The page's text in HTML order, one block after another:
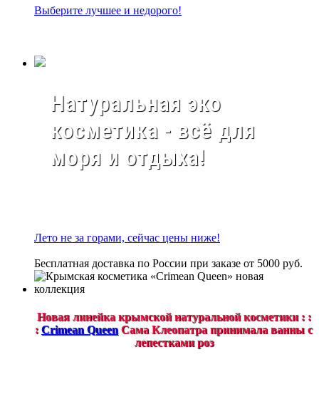
Выберите лучшее и недорого!
Натуральная эко
косметика - всё для
моря и отдыха!
Лето не за горами, сейчас цены ниже!
Бесплатная доставка по России при заказе от 5000 руб.
Новая линейка крымской натуральной косметики : :
: Crimean Queen Сама Клеопатра принимала ванны с
лепестками роз